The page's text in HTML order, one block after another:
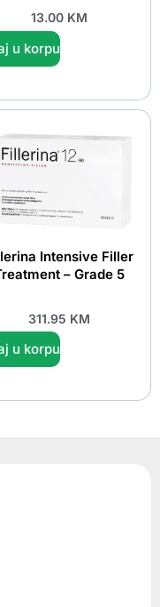
13.00 KM
u korpu
Intensive Filler
– Grade 5
311.95 KM
u korpu